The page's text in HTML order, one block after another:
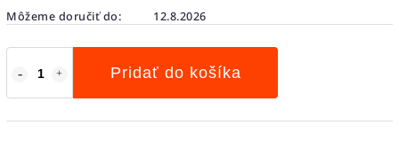
Môžeme doručiť do: 12.8.2026
Pridať do košíka